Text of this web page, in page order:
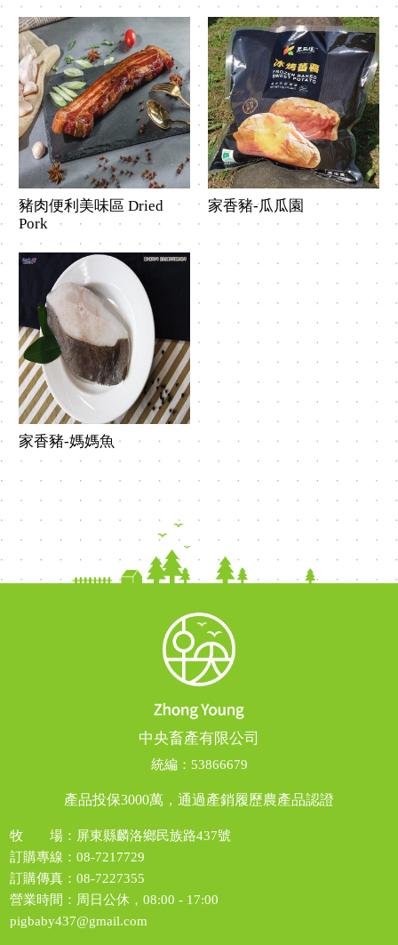
豬肉便利美味區 Dried
Pork
家香豬-瓜瓜園
家香豬-媽媽魚
中央畜產有限公司
統編：53866679
產品投保3000萬，通過產銷履歷農產品認證
牧 場：屏東縣麟洛鄉民族路437號
訂購專線：08-7217729
訂購傳真：08-7227355
營業時間：周日公休，08:00 - 17:00
pigbaby437@gmail.com